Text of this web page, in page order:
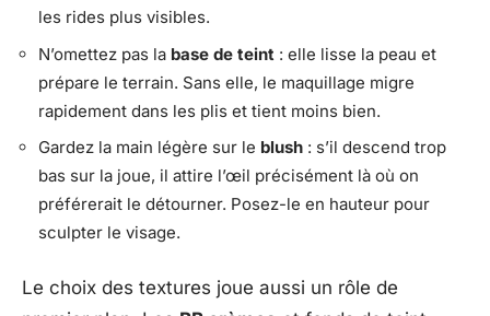
les rides plus visibles.
N’omettez pas la base de teint : elle lisse la peau et
prépare le terrain. Sans elle, le maquillage migre
rapidement dans les plis et tient moins bien.
Gardez la main légère sur le blush : s’il descend trop
bas sur la joue, il attire l’œil précisément là où on
préférerait le détourner. Posez-le en hauteur pour
sculpter le visage.
Le choix des textures joue aussi un rôle de